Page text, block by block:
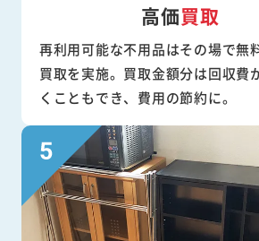
高価買取
再利用可能な不用品はその場で無
買取を実施。買取金額分は回収費
くこともでき、費用の節約に。